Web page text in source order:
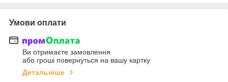
Умови оплати
Ви отримаєте замовлення
або гроші повернуться на вашу картку
Детальніше